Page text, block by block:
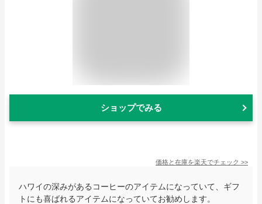
ショップでみる
価格と在庫を楽天でチェック >>
ハワイの深みがあるコーヒーのアイテムになっていて、ギフ
トにも喜ばれるアイテムになっていてお勧めします。